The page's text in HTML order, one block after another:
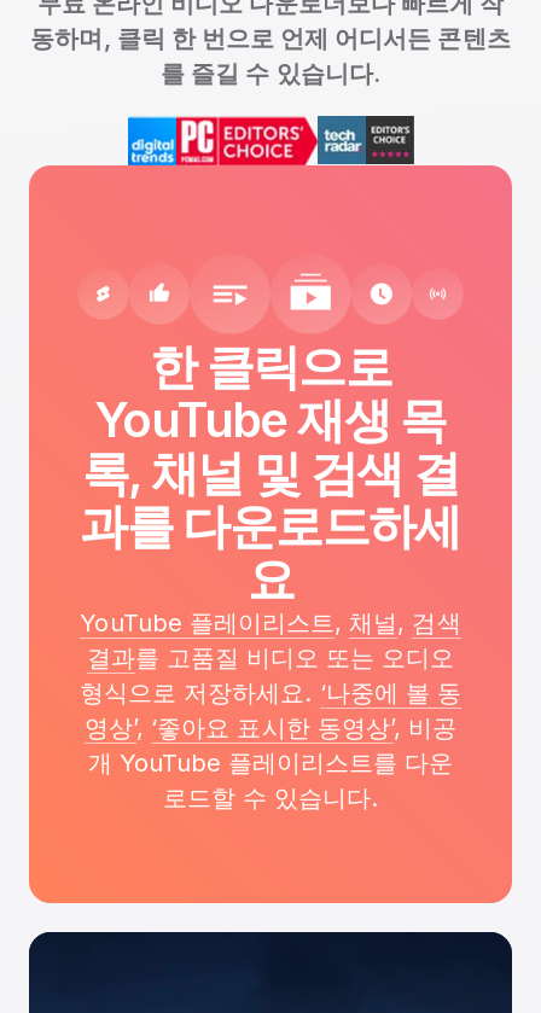
동하며, 클릭 한 번으로 언제 어디서든 콘텐츠
를 즐길 수 있습니다.
한 클릭으로
YouTube 재생 목
록, 채널 및 검색 결
과를 다운로드하세
요
YouTube 플레이리스트, 채널, 검색
결과를 고품질 비디오 또는 오디오
형식으로 저장하세요. ‘나중에 볼 동
영상’, ‘좋아요 표시한 동영상’, 비공
개 YouTube 플레이리스트를 다운
로드할 수 있습니다.